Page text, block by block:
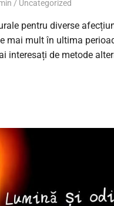
Uncategorized
pentru diverse
mai mult în ultima
interesați de metode